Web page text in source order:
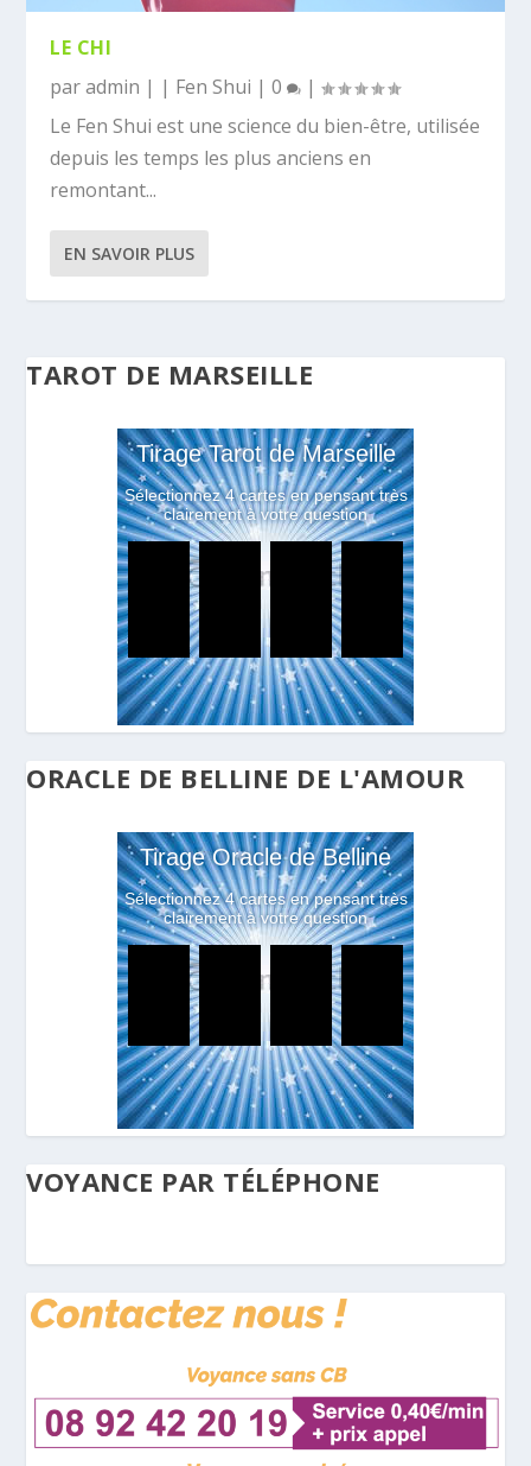
LE CHI
paradmin | | Fen Shui |0
|
Le Fen Shui est une science du bien-être, utilisée
depuis les temps les plus anciens en
remontant...
EN SAVOIR PLUS
TAROT DE MARSEILLE
ORACLE DE BELLINE DE L'AMOUR
VOYANCE PAR TÉLÉPHONE